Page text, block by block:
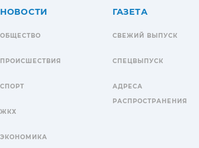
НОВОСТИ
ОБЩЕСТВО
ПРОИСШЕСТВИЯ
СПОРТ
ЖКХ
ЭКОНОМИКА
ГАЗЕТА
СВЕЖИЙ ВЫПУСК
СПЕЦВЫПУСК
АДРЕСА
РАСПРОСТРАНЕНИЯ